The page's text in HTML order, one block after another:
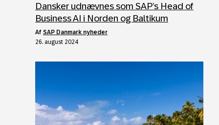
Dansker udnævnes som SAP’s Head of
Business AI i Norden og Baltikum
af SAP Danmark nyheder
26. august 2024